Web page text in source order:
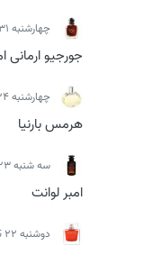
چهارشنبه 31 تیر 1405
جورجیو ارمانی
چهارشنبه 24 تیر 1405
هرمس بارنیا
سه شنبه 23 تیر 1405
امبر لوانت
دوشنبه 22 تیر 1405